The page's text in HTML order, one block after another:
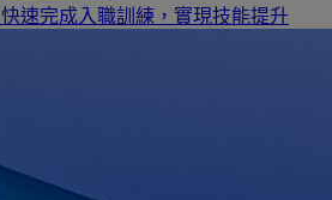
快速完成入職訓練，實現技能提升